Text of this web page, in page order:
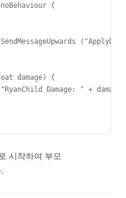
{
시작하여 부모